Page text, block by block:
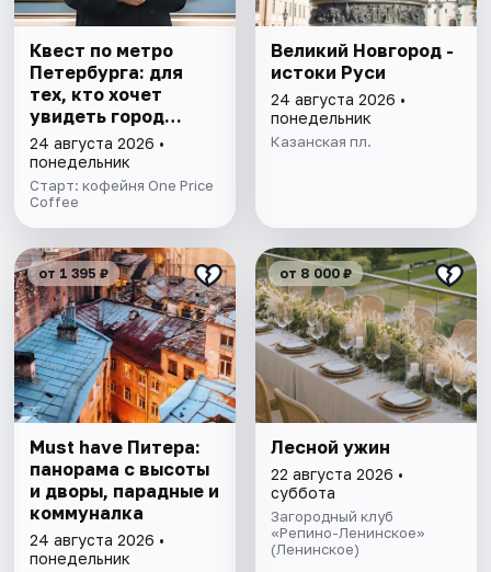
Квест по метро
Петербурга: для
тех, кто хочет
увидеть город
иначе
24 августа 2026 •
понедельник
Старт: кофейня One Price
Coffee
Великий Новгород -
истоки Руси
24 августа 2026 •
понедельник
Казанская пл.
от 1 395 ₽
Must have Питера:
панорама с высоты
и дворы, парадные и
коммуналка
24 августа 2026 •
понедельник
от 8 000 ₽
Лесной ужин
22 августа 2026 •
суббота
Загородный клуб
«Репино-Ленинское»
(Ленинское)